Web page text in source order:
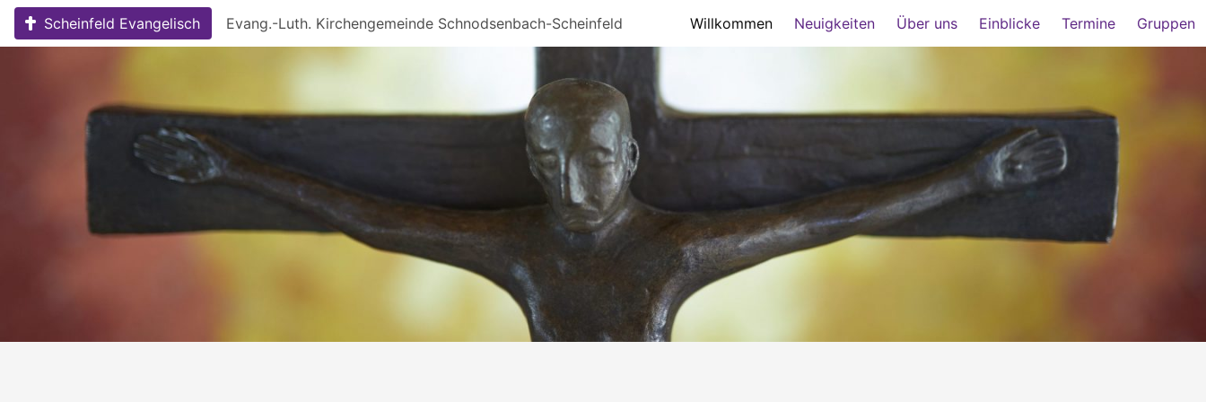
Skip
Scheinfeld Evangelisch Evang.-Luth. Kirchengemeinde Schnodsenbach-Scheinfeld Willkommen Neuigkeiten Über uns Einblicke Termine Gruppen